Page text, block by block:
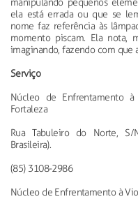
manipulando pequenos
ela está errada ou que se
nome faz referência às
momento piscam. Ela nota,
imaginando, fazendo com que
Serviço
Núcleo de Enfrentamento
Fortaleza
Rua Tabuleiro do Norte, S/
Brasileira).
(85) 3108-2986
Núcleo de Enfrentamento à